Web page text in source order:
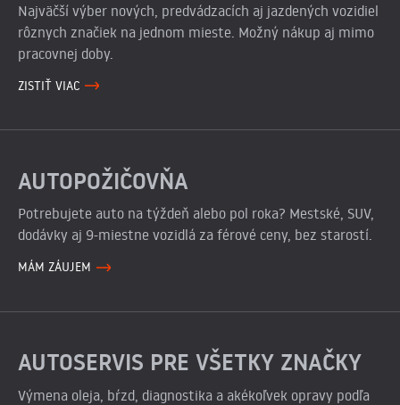
Najväčší výber nových, predvádzacích aj jazdených vozidiel
rôznych značiek na jednom mieste. Možný nákup aj mimo
pracovnej doby.
ZISTIŤ VIAC
AUTOPOŽIČOVŇA
Potrebujete auto na týždeň alebo pol roka? Mestské, SUV,
dodávky aj 9-miestne vozidlá za férové ceny, bez starostí.
MÁM ZÁUJEM
AUTOSERVIS PRE VŠETKY ZNAČKY
Výmena oleja, bŕzd, diagnostika a akékoľvek opravy podľa